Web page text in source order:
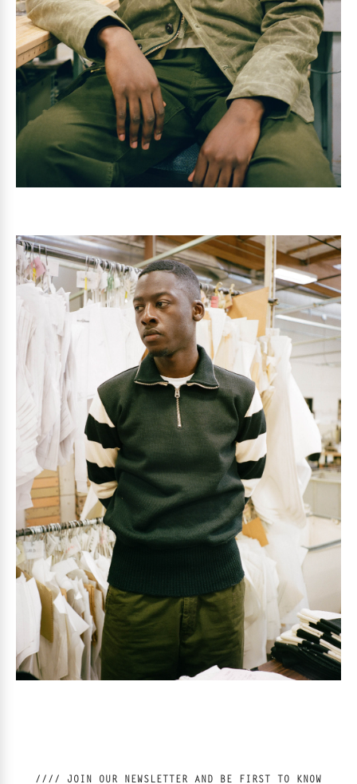
//// JOIN OUR NEWSLETTER AND BE FIRST TO KNOW